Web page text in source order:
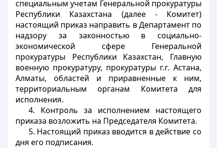
специальным учетам Генеральной прокуратуры
Республики Казахстана (далее - Комитет)
настоящий приказ направить в Департамент по
надзору за законностью в социально-
экономической сфере Генеральной
прокуратуры Республики Казахстан, Главную
военную прокуратуру, прокуратуры г.г. Астана,
Алматы, областей и приравненные к ним,
территориальным органам Комитета для
исполнения.
4. Контроль за исполнением настоящего
приказа возложить на Председателя Комитета.
5. Настоящий приказ вводится в действие со
дня его подписания.